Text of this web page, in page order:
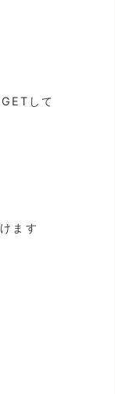
して
ます